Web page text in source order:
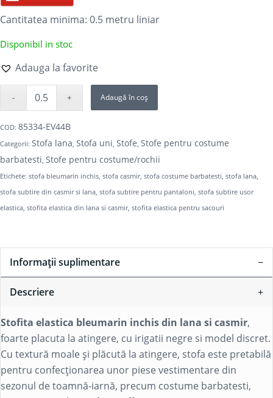
Cantitatea minima: 0.5 metru liniar
Disponibil in stoc
Adauga la favorite
Adaugă în coș
COD: 85334-EV44B
Categorii: Stofa lana Stofa uni Stofe Stofe pentru costume
barbatesti Stofe pentru costume/rochii
Etichete: stofa bleumarin inchis stofa casmir, stofa costume barbatesti stofa lana
stofa subtire din casmir si lana stofa subtire pentru pantaloni stofa subtire usor
elastica stofita elastica din lana si casmir, stofita elastica pentru sacouri
Descriere
Stofita elastica bleumarin inchis din lana si casmir,
foarte placuta la atingere, cu irigatii negre si model discret.
Cu textură moale și plăcută la atingere, stofa este pretabilă
pentru confecționarea unor piese vestimentare din
sezonul de toamnă-iarnă, precum costume barbatesti,
Informații suplimentare